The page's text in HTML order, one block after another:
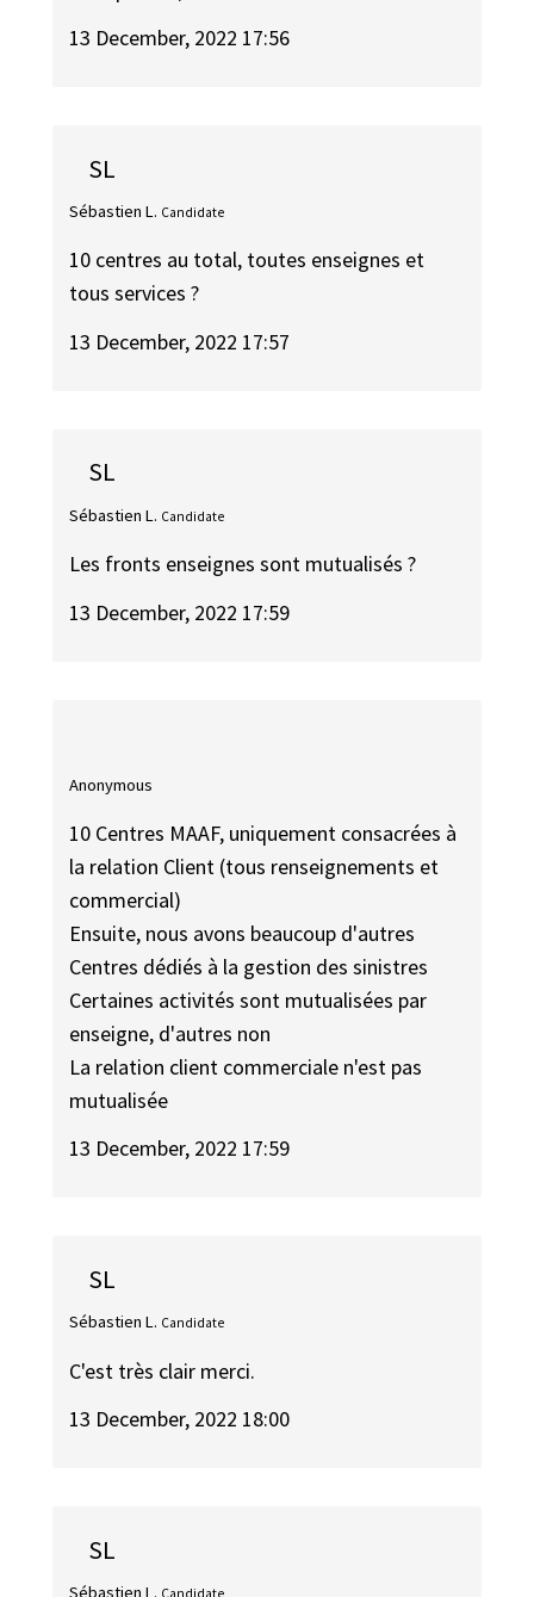
13 December, 2022 17:56
SL
Sébastien L. Candidate
10 centres au total, toutes enseignes et
tous services ?
13 December, 2022 17:57
SL
Sébastien L. Candidate
Les fronts enseignes sont mutualisés ?
13 December, 2022 17:59
Anonymous
10 Centres MAAF, uniquement consacrées à
la relation Client (tous renseignements et
commercial)
Ensuite, nous avons beaucoup d'autres
Centres dédiés à la gestion des sinistres
Certaines activités sont mutualisées par
enseigne, d'autres non
La relation client commerciale n'est pas
mutualisée
13 December, 2022 17:59
SL
Sébastien L. Candidate
C'est très clair merci.
13 December, 2022 18:00
SL
Sébastien L. Candidate